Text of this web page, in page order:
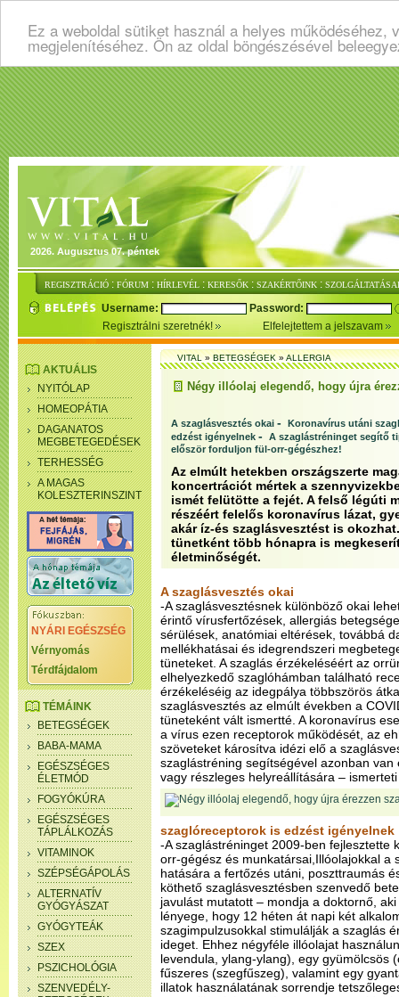
Ez a weboldal sütiket használ a helyes
megjelenítéséhez. Ön az oldal böngészésével
2026. Augusztus 07. péntek
REGISZTRÁCIÓ : FÓRUM : HÍRLEVÉL : KERESŐK : SZAKÉRTŐINK :
Username:
Password:
Regisztrálni szeretnék!
Elfelejtettem a jelszavam
AKTUÁLIS
NYITÓLAP
HOMEOPÁTIA
DAGANATOS
MEGBETEGEDÉSEK
TERHESSÉG
A MAGAS
KOLESZTERINSZINT
NYÁRI EGÉSZSÉG
Vérnyomás
Térdfájdalom
TÉMÁINK
BETEGSÉGEK
BABA-MAMA
EGÉSZSÉGES
ÉLETMÓD
FOGYÓKÚRA
EGÉSZSÉGES
TÁPLÁLKOZÁS
VITAMINOK
SZÉPSÉGÁPOLÁS
ALTERNATÍV
GYÓGYÁSZAT
GYÓGYTEÁK
SZEX
PSZICHOLÓGIA
SZENVEDÉLY-
VITAL»BETEGSÉGEK»ALLERGIA
Négy illóolaj elegendő, hogy újra
A szaglásvesztés okai - Koronavírus utáni
edzést igényelnek - A szaglástréninget segítő
először forduljon fül-orr-gégészhez!
Az elmúlt hetekben országszerte
koncertrációt mértek a
ismét felütötte a fejét. A felső légúti
részéért felelős koronavírus lázat,
akár íz-és szaglásvesztést is
tünetként több hónapra is
életminőségét.
A szaglásvesztés okai
-A szaglásvesztésnek különböző okai
érintő vírusfertőzések, allergiás
sérülések, anatómiai eltérések, továbbá
mellékhatásai és idegrendszeri
tüneteket. A szaglás érzékeléséért az
elhelyezkedő szaglóhámban található
érzékeléséig az idegpálya többszörös
szaglásvesztés az elmúlt években a
tüneteként vált ismertté. A koronavírus
a vírus ezen receptorok működését, az
szöveteket károsítva idézi elő a
szaglástréning segítségével azonban van
vagy részleges helyreállítására –
szaglóreceptorok is edzést igényelnek
-A szaglástréninget 2009-ben fejlesztette
orr-gégész és munkatársai,Illóolajokkal a
hatására a fertőzés utáni, poszttraumás
köthető szaglásvesztésben szenvedő
javulást mutatott – mondja a doktornő,
lényege, hogy 12 héten át napi két
szagimpulzusokkal stimulálják a szaglás
ideget. Ehhez négyféle illóolajat
levendula, ylang-ylang), egy gyümölcsös
fűszeres (szegfűszeg), valamint egy
illatok használatának sorrendje